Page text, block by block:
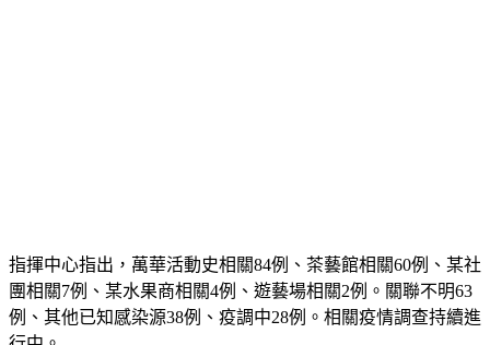
指揮中心指出，萬華活動史相關84例、茶藝館相關60例、某社
團相關7例、某水果商相關4例、遊藝場相關2例。關聯不明63
例、其他已知感染源38例、疫調中28例。相關疫情調查持續進